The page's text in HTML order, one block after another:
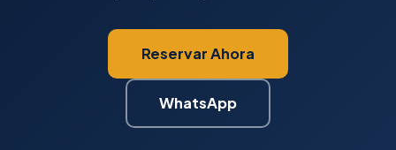
Reservar Ahora
WhatsApp